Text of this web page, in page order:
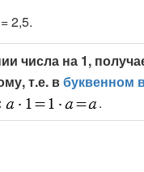
2,5.
числа на 1,
т.е. вбуквенном
.